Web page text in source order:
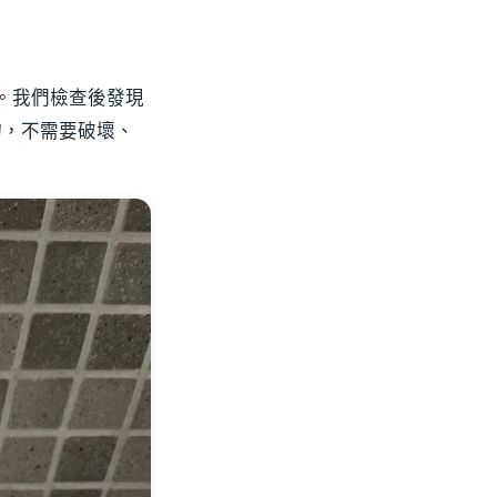
我們檢查後發現
不需要破壞、